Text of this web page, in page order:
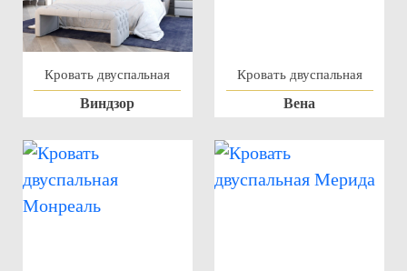
Кровать двуспальная
Виндзор
Кровать двуспальная
Вена